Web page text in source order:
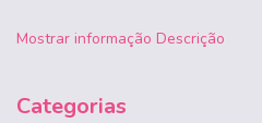
Mostrar informação Descrição
Categorias